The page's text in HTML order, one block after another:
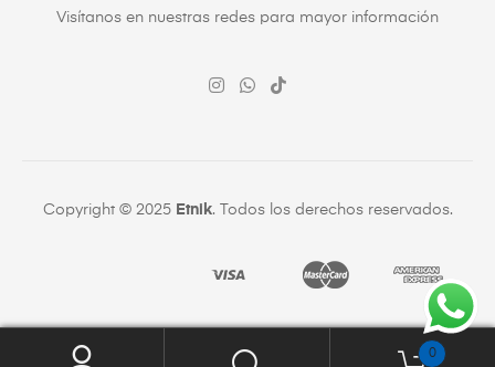
Visítanos en nuestras redes para mayor información
Copyright © 2025 Etnik. Todos los derechos reservados.
0